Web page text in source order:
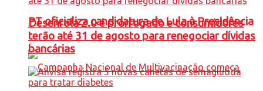
PT oficializa candidatura de Lula à Presidência
Desenrola 2.0 é prorrogado e consumidores
terão até 31 de agosto para renegociar dívidas
bancárias